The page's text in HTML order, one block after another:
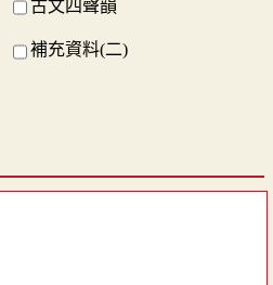
古文四聲韻
補充資料(二)